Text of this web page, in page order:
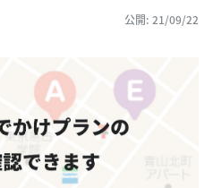
公開: 21/09/22